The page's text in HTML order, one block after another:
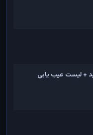
+ لیست عیب یابی